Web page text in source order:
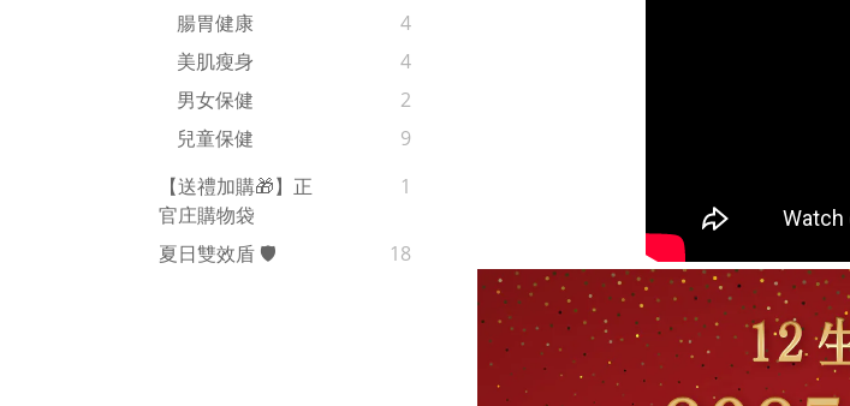
腸胃健康
4
美肌瘦身
4
男女保健
2
兒童保健
9
【送禮加購🎁】正
官庄購物袋
1
夏日雙效盾 🛡️ 18